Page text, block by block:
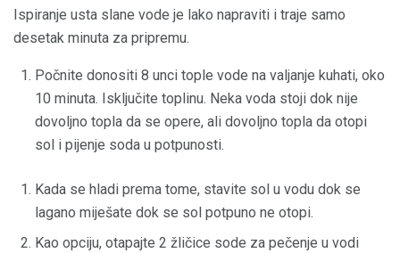
Ispiranje usta slane vode je lako napraviti i traje samo
desetak minuta za pripremu.
Počnite donositi 8 unci tople vode na valjanje kuhati, oko
10 minuta. Isključite toplinu. Neka voda stoji dok nije
dovoljno topla da se opere, ali dovoljno topla da otopi
sol i pijenje soda u potpunosti.
Kada se hladi prema tome, stavite sol u vodu dok se
lagano miješate dok se sol potpuno ne otopi.
Kao opciju, otapajte 2 žličice sode za pečenje u vodi